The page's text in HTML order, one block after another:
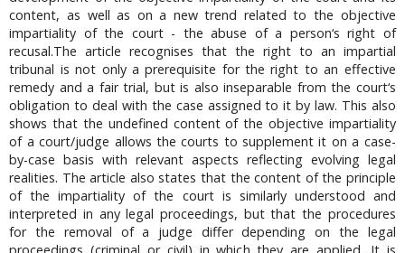
content, as well as on a new trend related to the objective
impartiality of the court - the abuse of a person‘s right of
recusal.The article recognises that the right to an impartial
tribunal is not only a prerequisite for the right to an effective
remedy and a fair trial, but is also inseparable from the court‘s
obligation to deal with the case assigned to it by law. This also
shows that the undefined content of the objective impartiality
of a court/judge allows the courts to supplement it on a case-
by-case basis with relevant aspects reflecting evolving legal
realities. The article also states that the content of the principle
of the impartiality of the court is similarly understood and
interpreted in any legal proceedings, but that the procedures
for the removal of a judge differ depending on the legal